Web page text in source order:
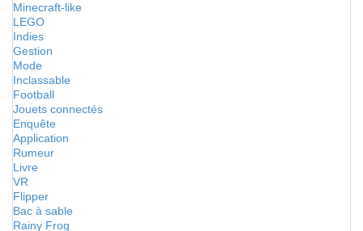
Minecraft-like
LEGO
Indies
Gestion
Mode
Inclassable
Football
Jouets connectés
Enquête
Application
Rumeur
Livre
VR
Flipper
Bac à sable
Rainy Frog